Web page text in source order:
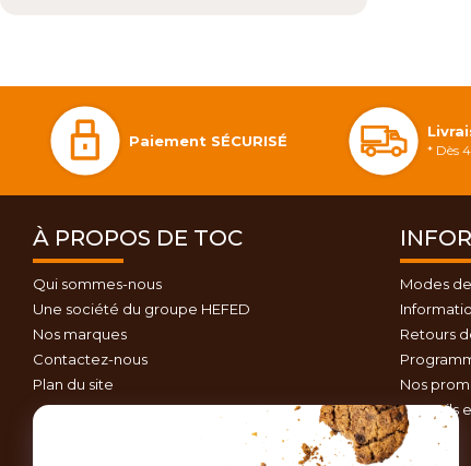
Paiement SÉCURISÉ
* Dès
À PROPOS DE TOC
Qui sommes-nous
Une société du groupe HEFED
Nos marques
Contactez-nous
Plan du site
Modes
Retours
Nos
Conseils